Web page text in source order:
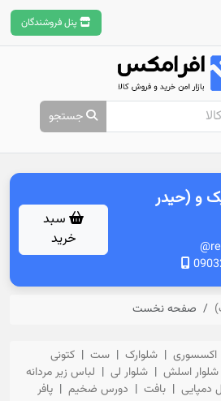
پنل فروشندگان
جستجو
و (حیدر
سبد
خرید
صفحه نخست
اکسسوری شلوارک ست
کتونی
شلوار اسلش شلوار لی
لباس زیر مردانه
دمپایی بافت دورس ضخیم
پافر